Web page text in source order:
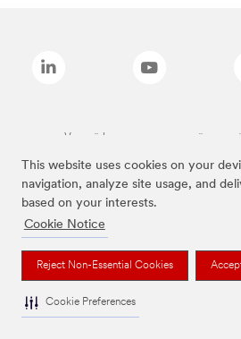
This website uses cookies on your
navigation, analyze site usage, and
based on your interests.
Cookie Notice
Reject Non-Essential Cookies
Cookie Preferences
Varumärken som anges ovan är